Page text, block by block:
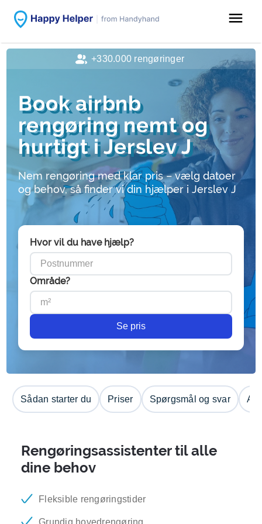
menu
Book airbnb
rengøring nemt og
hurtigt i Jerslev J
Nem rengøring med klar pris – vælg datoer
og behov, så finder vi din hjælper i Jerslev J
Hvor vil du have hjælp?
Område?
Se pris
Sådan starter du Priser Spørgsmål og svar
Rengøringsassistenter til alle
dine behov
Fleksible rengøringstider
Grundig hovedrengøring
+330.000 rengøringer